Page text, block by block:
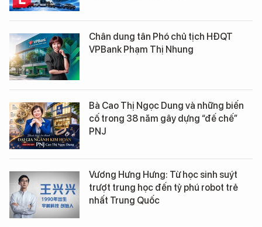
Chân dung tân Phó chủ tịch HĐQT
VPBank Phạm Thị Nhung
Bà Cao Thị Ngọc Dung và những biến
cố trong 38 năm gây dựng “đế chế”
PNJ
Vương Hưng Hưng: Từ học sinh suýt
trượt trung học đến tỷ phú robot trẻ
nhất Trung Quốc